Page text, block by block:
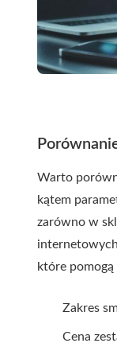
Warto
kątem
zarówno w
które
Zakres
Cena